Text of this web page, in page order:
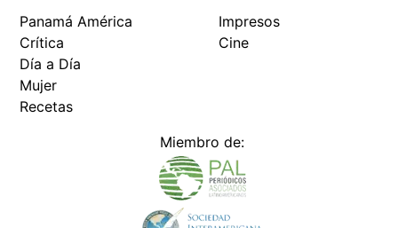
Crítica
Día a Día
Mujer
Recetas
Cine